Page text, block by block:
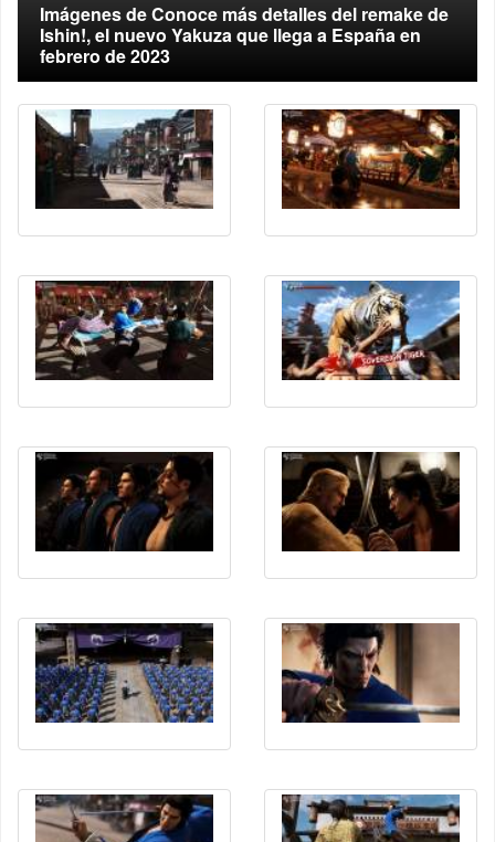
Imágenes de Conoce más detalles del remake de
Ishin!, el nuevo Yakuza que llega a España en
febrero de 2023